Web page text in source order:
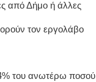
από Δήμο ή άλλες
τον εργολάβο
του ανωτέρω